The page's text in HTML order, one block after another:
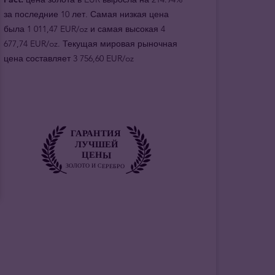
за последние 10 лет. Самая низкая цена
была 1 011,47 EUR/oz и самая высокая 4
677,74 EUR/oz. Текущая мировая рыночная
цена составляет 3 756,60 EUR/oz